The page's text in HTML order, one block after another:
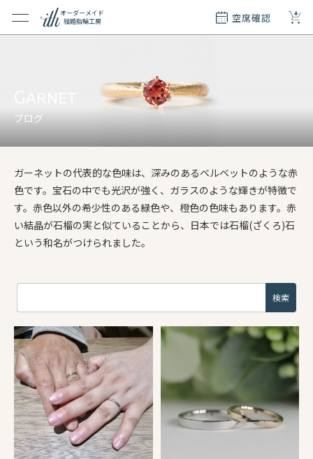
オーダーメイド
結婚指輪工房
空席確認 +
リー
問
ブログ
ガーネットの代表的な色味は、深みのあるベルベットのような赤
色です。宝石の中でも光沢が強く、ガラスのような輝きが特徴で
す。赤色以外の希少性のある緑色や、橙色の色味もあります。赤
い結晶が石榴の実と似ていることから、日本では石榴(ざくろ)石
という和名がつけられました。